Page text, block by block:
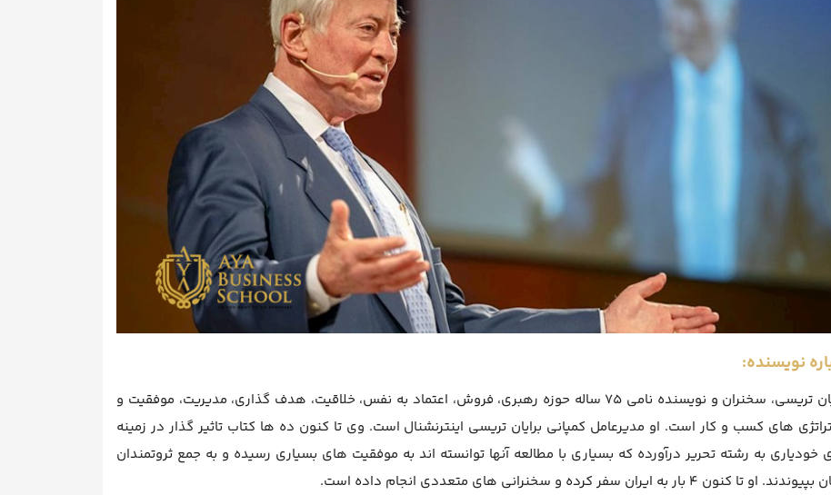
نویسنده:
برایان تریسی، سخنران و نویسنده نامی 75 ساله حوزه رهبری، فروش، اعتماد به نفس، خلاقیت، هدف گذاری، مدیریت، موفقیت و
های کسب و کار است. او مدیرعامل کمپانی برایان تریسی اینترنشنال است. وی تا کنون ده ها کتاب تاثیر گذار در زمینه
خودیاری به رشته تحریر درآورده که بسیاری با مطالعه آنها توانسته اند به موفقیت های بسیاری رسیده و به جمع ثروتمندان
او تا کنون 4 بار به ایران سفر کرده و سخنرانی های متعددی انجام داده است.